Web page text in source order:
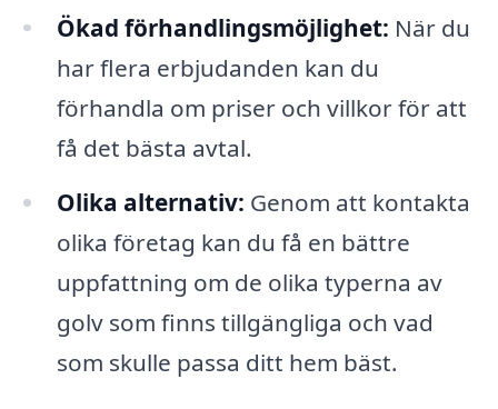
Ökad förhandlingsmöjlighet: När du
har flera erbjudanden kan du
förhandla om priser och villkor för att
få det bästa avtal.
Olika alternativ: Genom att kontakta
olika företag kan du få en bättre
uppfattning om de olika typerna av
golv som finns tillgängliga och vad
som skulle passa ditt hem bäst.